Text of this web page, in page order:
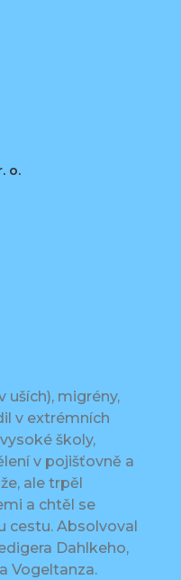
o.
uších), migrény,
v extrémních
školy,
v pojišťovně a
ale trpěl
a chtěl se
cestu. Absolvoval
Dahlkeho,
Vogeltanza.